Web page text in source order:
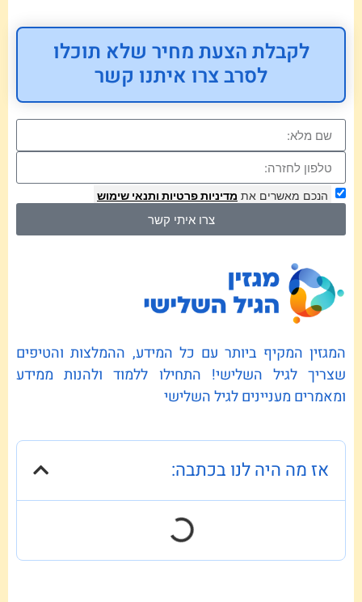
לקבלת הצעת מחיר שלא תוכלו
לסרב צרו איתנו קשר
הנכם מאשרים את מדיניות פרטיות ותנאי שימוש
צרו איתי קשר
המגזין המקיף ביותר עם כל המידע, ההמלצות והטיפים
שצריך לגיל השלישי! התחילו ללמוד ולהנות ממידע
ומאמרים מעניינים לגיל השלישי
אז מה היה לנו בכתבה: